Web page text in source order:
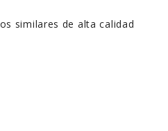
similares de alta calidad